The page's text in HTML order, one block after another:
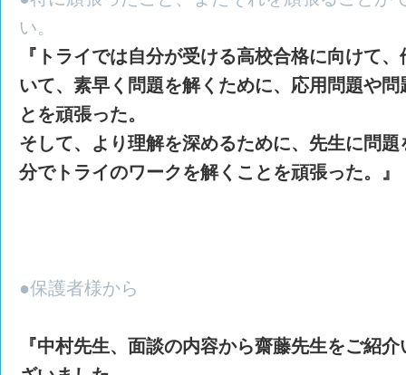
い。
『トライでは自分が受ける高校合格に向けて
いて、素早く問題を解くために、応用問題や
とを頑張った。
そして、より理解を深めるために、先生に問
分でトライのワークを解くことを頑張った。』
●保護者様から
『中村先生、面談の内容から齋藤先生をご紹